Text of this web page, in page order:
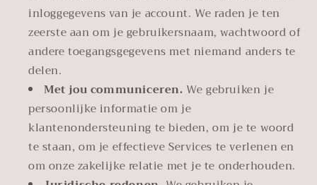
inloggegevens van je account. We raden je ten
zeerste aan om je gebruikersnaam, wachtwoord of
andere toegangsgegevens met niemand anders te
delen.
Met jou communiceren. We gebruiken je
persoonlijke informatie om je
klantenondersteuning te bieden, om je te woord
te staan, om je effectieve Services te verlenen en
om onze zakelijke relatie met je te onderhouden.